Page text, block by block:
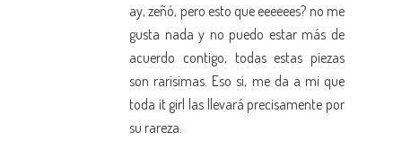
ay, zeñó, pero esto que eeeeees? no me
gusta nada y no puedo estar más de
acuerdo contigo, todas estas piezas
son rarísimas. Eso sí, me da a mi que
toda it girl las llevará precisamente por
su rareza.